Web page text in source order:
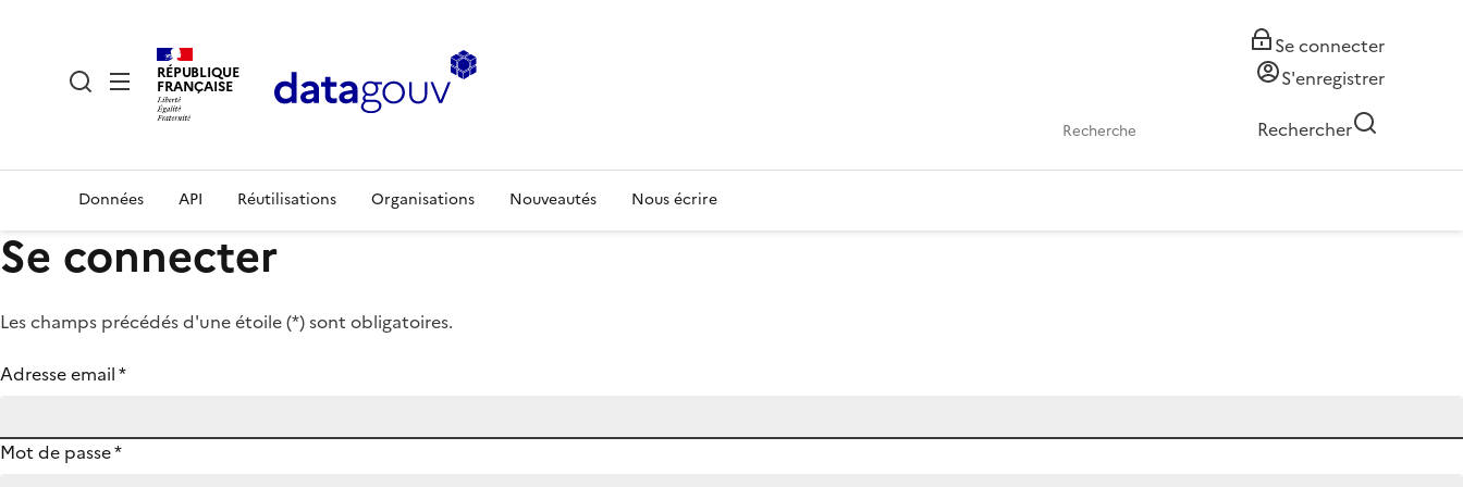
RÉPUBLIQUE
FRANÇAISE
Se connecter
S'enregistrer
Rechercher
Données API Réutilisations Organisations Nouveautés Nous écrire
Se connecter
Les champs précédés d'une étoile (*) sont obligatoires.
Adresse email*
Mot de passe*